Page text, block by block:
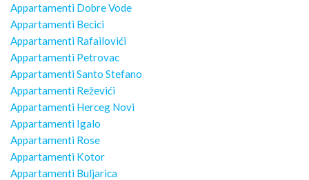
Appartamenti Dobre Vode
Appartamenti Becici
Appartamenti Rafailovići
Appartamenti Petrovac
Appartamenti Santo Stefano
Appartamenti Reževići
Appartamenti Herceg Novi
Appartamenti Igalo
Appartamenti Rose
Appartamenti Kotor
Appartamenti Buljarica